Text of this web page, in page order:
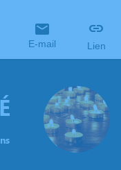
E-mail Lien